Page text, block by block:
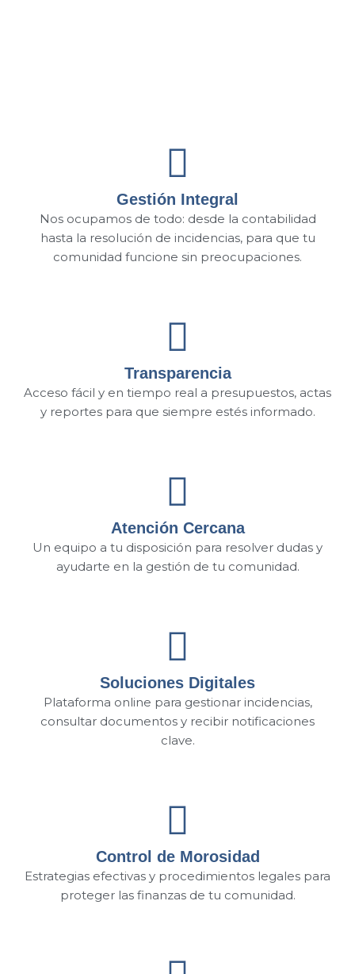
Gestión Integral
Nos ocupamos de todo: desde la contabilidad
hasta la resolución de incidencias, para que tu
comunidad funcione sin preocupaciones.
Transparencia
Acceso fácil y en tiempo real a presupuestos, actas
y reportes para que siempre estés informado.
Atención Cercana
Un equipo a tu disposición para resolver dudas y
ayudarte en la gestión de tu comunidad.
Soluciones Digitales
Plataforma online para gestionar incidencias,
consultar documentos y recibir notificaciones
clave.
Control de Morosidad
Estrategias efectivas y procedimientos legales para
proteger las finanzas de tu comunidad.